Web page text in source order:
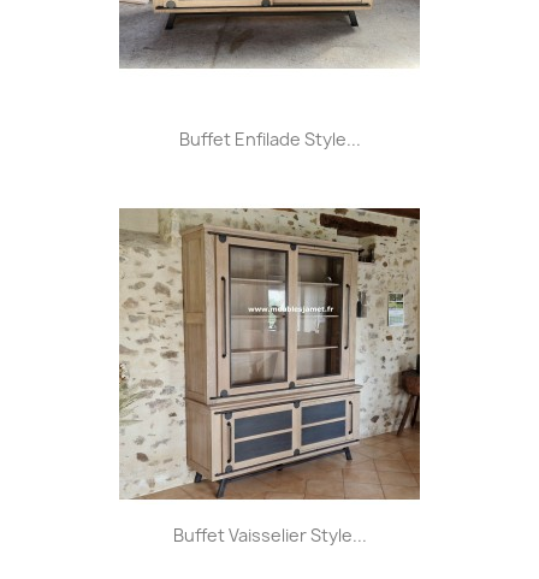
Buffet Enfilade Style...
Buffet Vaisselier Style...